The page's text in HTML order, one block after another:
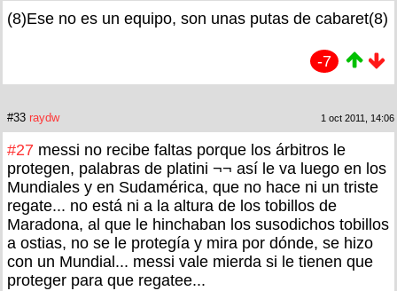
(8)Ese no es un equipo, son unas putas de cabaret(8)
-7
#33 raydw 1 oct 2011, 14:06
#27 messi no recibe faltas porque los árbitros le
protegen, palabras de platini ¬¬ así le va luego en los
Mundiales y en Sudamérica, que no hace ni un triste
regate... no está ni a la altura de los tobillos de
Maradona, al que le hinchaban los susodichos tobillos
a ostias, no se le protegía y mira por dónde, se hizo
con un Mundial... messi vale mierda si le tienen que
proteger para que regatee...